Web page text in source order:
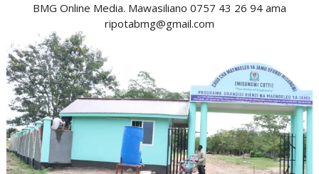
BMG Online Media. Mawasiliano 0757 43 26 94 ama
ripotabmg@gmail.com